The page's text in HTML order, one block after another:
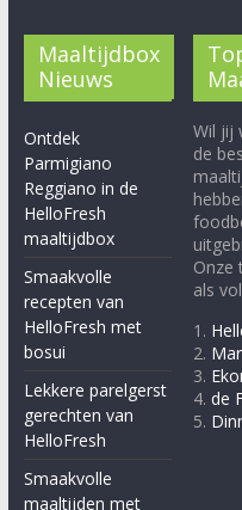
Maaltijdbox
Nieuws
Ontdek
Parmigiano
Reggiano in de
HelloFresh
maaltijdbox
Smaakvolle
recepten van
HelloFresh met
bosui
Lekkere parelgerst
gerechten van
HelloFresh
Smaakvolle
maaltijden met
Wil jij
de
Onze
als
1.
2.
3.
4.de
5.